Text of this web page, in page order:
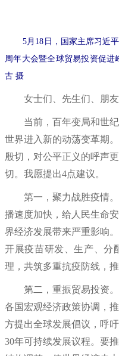
5月18日，国家主席习近
周年大会暨全球贸易投资促
古 摄
女士们、先生们、朋友
当前，百年变局和世纪
世界进入新的动荡变革期
殷切，对公平正义的呼声
切。我愿提出4点建议。
第一，聚力战胜疫情。
播速度加快，给人民生命
界经济发展带来严重影响
开展疫苗研发、生产、分
理，共筑多重抗疫防线，
第二，重振贸易投资。
各国宏观经济政策协调，
方提出全球发展倡议，呼
30年可持续发展议程。要